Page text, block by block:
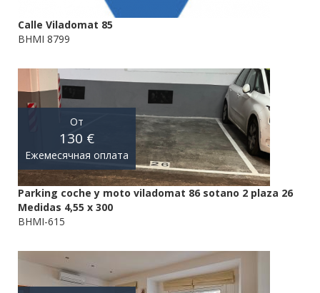
Calle Viladomat 85
BHMI 8799
От
130 €
Ежемесячная оплата
Parking coche y moto viladomat 86 sotano 2 plaza 26
Medidas 4,55 x 300
BHMI-615